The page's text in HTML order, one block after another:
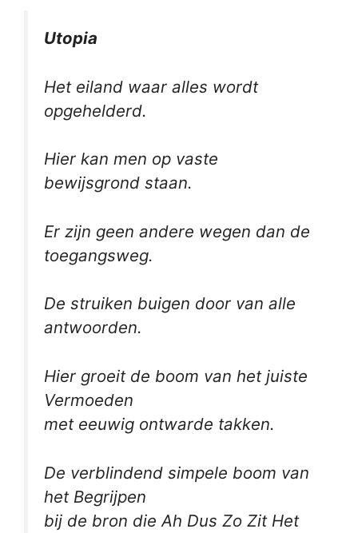
Utopia
Het eiland waar alles wordt
opgehelderd.
Hier kan men op vaste
bewijsgrond staan.
Er zijn geen andere wegen dan de
toegangsweg.
De struiken buigen door van alle
antwoorden.
Hier groeit de boom van het juiste
Vermoeden
met eeuwig ontwarde takken.
De verblindend simpele boom van
het Begrijpen
bij de bron die Ah Dus Zo Zit Het